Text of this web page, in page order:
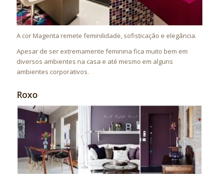
A cor Magenta remete feminilidade, sofisticação e elegância.
Apesar de ser extremamente feminina fica muito bem em
diversos ambientes na casa e até mesmo em alguns
ambientes corporativos.
Roxo